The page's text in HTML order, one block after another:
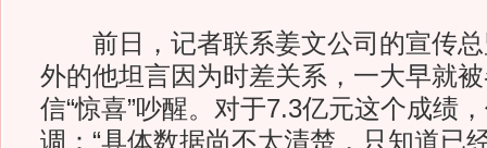
前日，记者联系姜文公司的宣传总
外的他坦言因为时差关系，一大早就
信“惊喜”吵醒。对于7.3亿元这个成绩
调：“具体数据尚不太清楚，只知道已